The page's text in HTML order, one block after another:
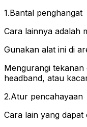
1.Bantal penghangat
Cara lainnya adalah
Gunakan alat ini di
Mengurangi
headband, atau
2.Atur pencahayaan
Cara lain yang